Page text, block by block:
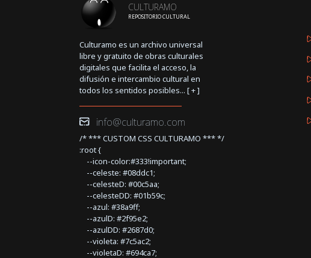
CULTURAMO
REPOSITORIO CULTURAL
Culturamo es un archivo universal
libre y gratuito de obras culturales
digitales que facilita el acceso, la
difusión e intercambio cultural en
todos los sentidos posibles... [+]
info@culturamo.com
/* *** CUSTOM CSS CULTURAMO *** */
:root {
--icon-color:#333!important;
--celeste: #08ddc1;
--celesteD: #00c5aa;
--celesteDD: #01b59c;
--azul: #38a9ff;
--azulD: #2f95e2;
--azulDD: #2687d0;
--violeta: #7c5ac2;
--violetaD: #694ca7;